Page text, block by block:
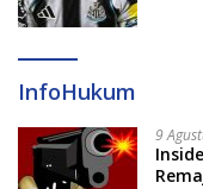
InfoHukum
9